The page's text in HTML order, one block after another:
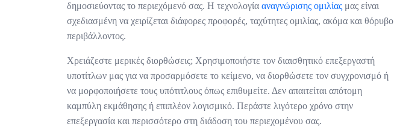
δημοσιεύοντας το περιεχόμενό σας. Η τεχνολογία αναγνώρισης ομιλίας μας είναι
σχεδιασμένη να χειρίζεται διάφορες προφορές, ταχύτητες ομιλίας, ακόμα και θόρυβο
περιβάλλοντος.
Χρειάζεστε μερικές διορθώσεις; Χρησιμοποιήστε τον διαισθητικό επεξεργαστή
υποτίτλων μας για να προσαρμόσετε το κείμενο, να διορθώσετε τον συγχρονισμό ή
να μορφοποιήσετε τους υπότιτλους όπως επιθυμείτε. Δεν απαιτείται απότομη
καμπύλη εκμάθησης ή επιπλέον λογισμικό. Περάστε λιγότερο χρόνο στην
επεξεργασία και περισσότερο στη διάδοση του περιεχομένου σας.